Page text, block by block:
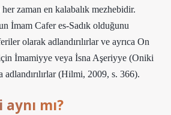
zaman en kalabalık mezhebidir.
İmam Cafer es-Sadık olduğunu
olarak adlandırılırlar ve ayrıca On
için İmamiyye veya İsna Aşeriyye (Oniki
(Hilmi, 2009, s. 366).
mı?